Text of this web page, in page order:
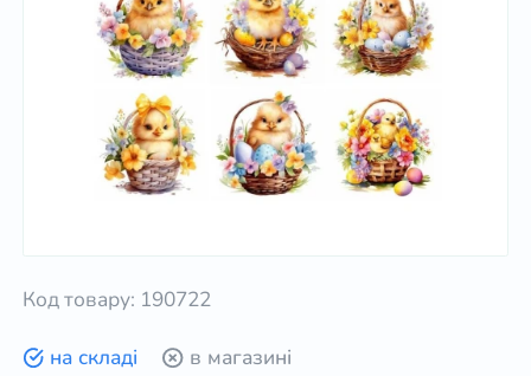
Код товару: 190722
на складі в магазині